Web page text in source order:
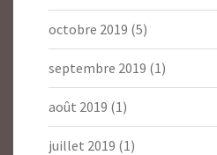
octobre 2019 (5)
septembre 2019 (1)
août 2019 (1)
juillet 2019 (1)